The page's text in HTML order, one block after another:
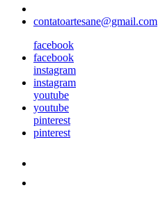
contatoartesane@gmail.com
facebook
facebook
instagram
instagram
youtube
youtube
pinterest
pinterest